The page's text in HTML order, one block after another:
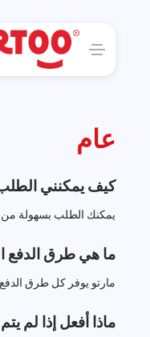
عام
كيف يمكنني
يمكنك الطلب بسهولة من
ما هي طرق الدفع
مارتو يوفر كل طرق الدفع
ماذا أفعل إذا لم